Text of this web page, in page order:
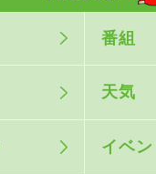
番組
天気
イベン